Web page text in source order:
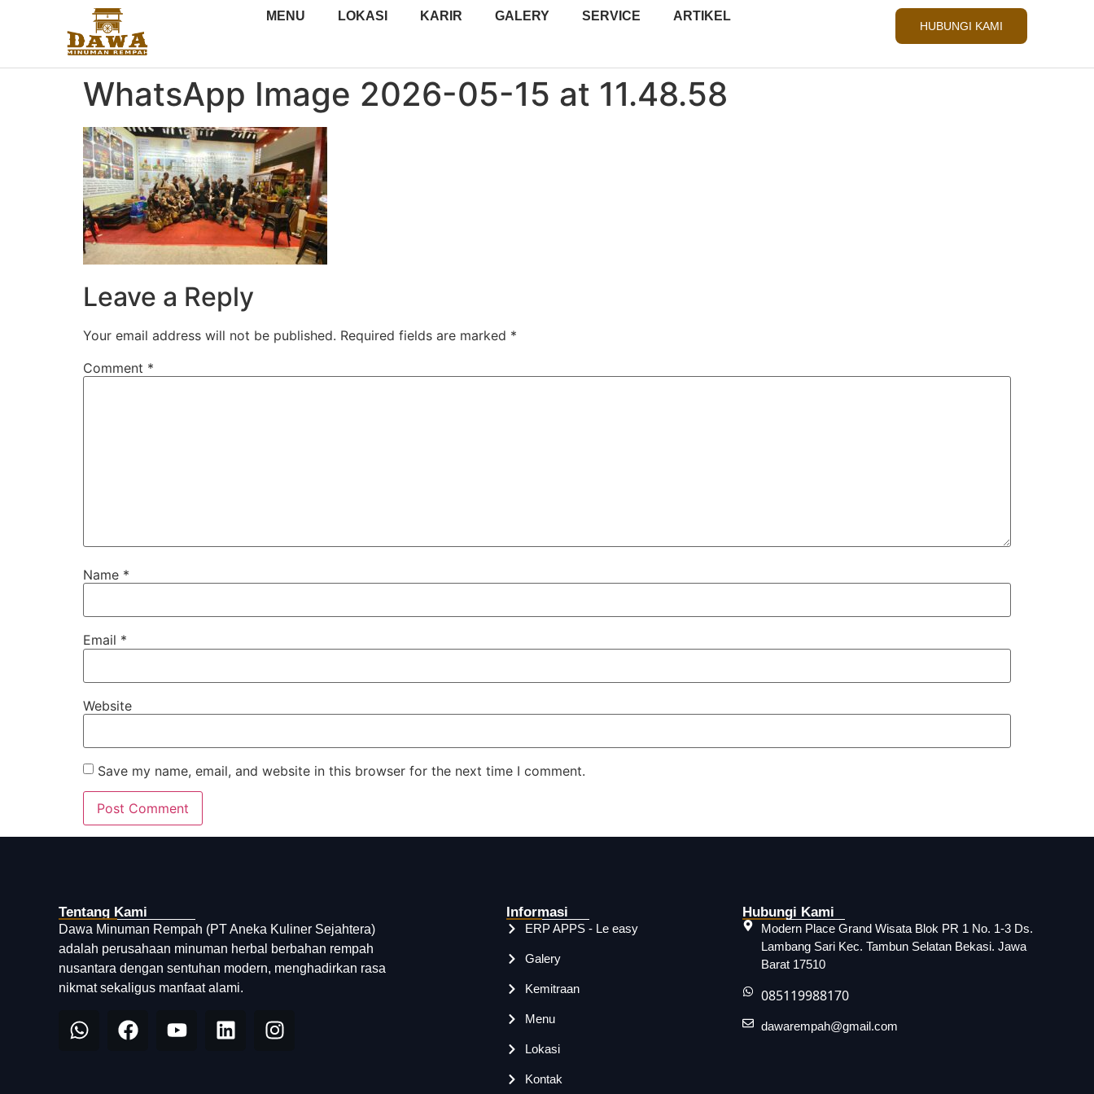
MENU LOKASI KARIR GALERY SERVICE ARTIKEL
HUBUNGI KAMI
WhatsApp Image 2026-05-15 at 11.48.58
Leave a Reply
Your email address will not be published. Required fields are marked *
Comment *
Name *
Email *
Website
Save my name, email, and website in this browser for the next time I comment.
Tentang Kami
Dawa Minuman Rempah (PT Aneka Kuliner Sejahtera)
adalah perusahaan minuman herbal berbahan rempah
nusantara dengan sentuhan modern, menghadirkan rasa
nikmat sekaligus manfaat alami.
Informasi
ERP APPS - Le easy
Galery
Kemitraan
Menu
Lokasi
Kontak
Hubungi Kami
Modern Place Grand Wisata Blok PR 1 No. 1-3 Ds.
Lambang Sari Kec. Tambun Selatan Bekasi. Jawa
Barat 17510
085119988170
dawarempah@gmail.com